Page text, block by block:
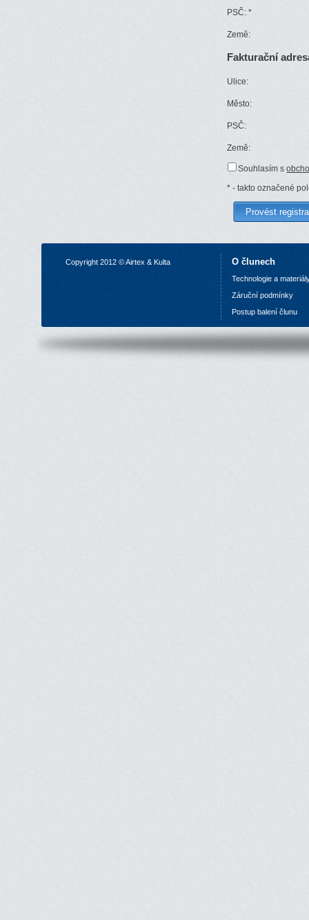
PSČ: *
Země:
Fakturační
Ulice:
Město:
PSČ:
Země:
Souhlasím s
* - takto označené
Copyright 2012 © Airtex & Kulta O člunech
Technologie a
Záruční podmínky
Postup balení člunu